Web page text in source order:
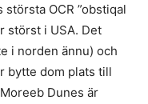
största OCR ”obstiqal
störst i USA. Det
i norden ännu) och
bytte dom plats till
Dunes är